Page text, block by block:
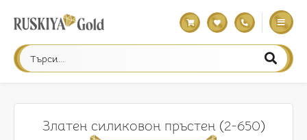
Златен силиковон пръстен (2-650)